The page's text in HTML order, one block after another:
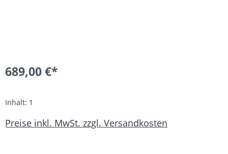
689,00 €*
Inhalt: 1
Preise inkl. MwSt. zzgl. Versandkosten